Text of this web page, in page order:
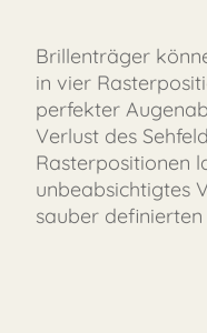
Brillenträger
in vier
perfekter
Verlust des
Rasterpositionen
unbeabsichtigtes
sauber definierten